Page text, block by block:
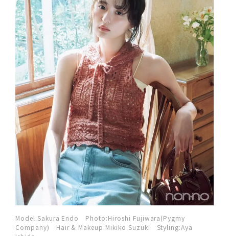
Model:Sakura Endo Photo:Hiroshi Fujiwara(Pygmy
Company) Hair & Makeup:Mikiko Suzuki Styling:Aya